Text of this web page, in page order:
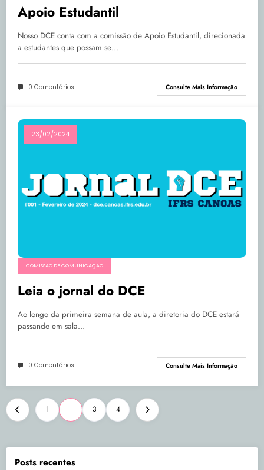
Apoio Estudantil
Nosso DCE conta com a comissão de Apoio Estudantil, direcionada
a estudantes que possam se…
0 Comentários Consulte Mais Informação
23/02/2024
COMISSÃO DE COMUNICAÇÃO
Leia o jornal do DCE
Ao longo da primeira semana de aula, a diretoria do DCE estará
passando em sala…
0 Comentários Consulte Mais Informação
Paginação
de
posts
1 3 4
Posts recentes